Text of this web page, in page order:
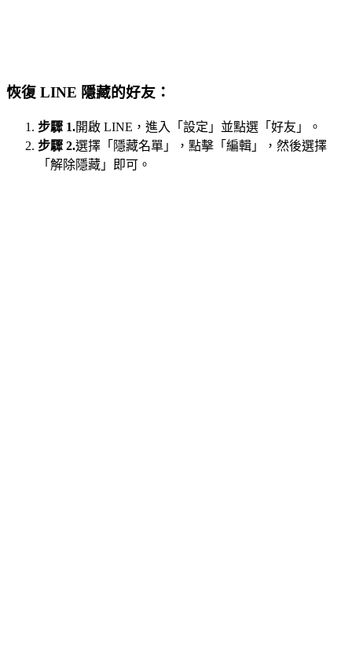
恢復 LINE 隱藏的好友：
步驟 1.開啟 LINE，進入「設定」並點選「好友」。
步驟 2.選擇「隱藏名單」，點擊「編輯」，然後選擇
「解除隱藏」即可。